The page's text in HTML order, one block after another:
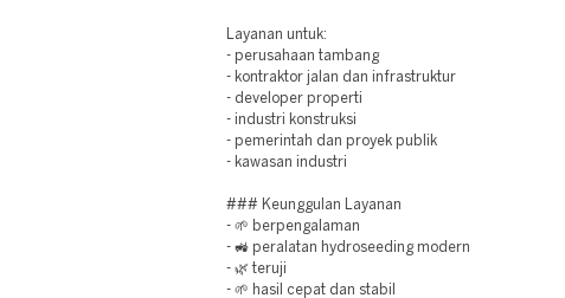
Layanan untuk:
- perusahaan tambang
- kontraktor jalan dan infrastruktur
- developer properti
- industri konstruksi
- pemerintah dan proyek publik
- kawasan industri
### Keunggulan Layanan
- 🌱 berpengalaman
- 🚜 peralatan hydroseeding modern
- 🌿 teruji
- 🌱 hasil cepat dan stabil